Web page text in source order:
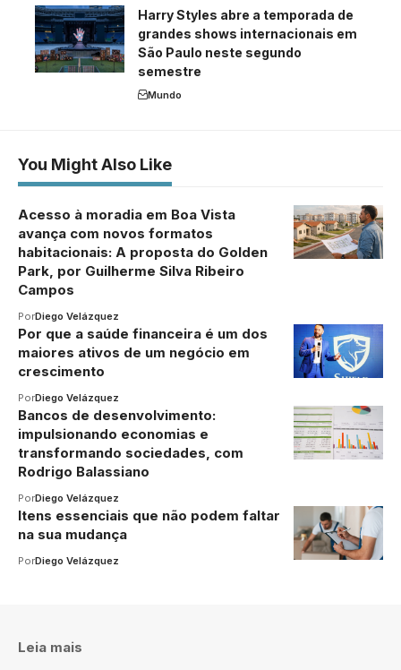
Harry Styles abre a temporada de
grandes shows internacionais em
São Paulo neste segundo
semestre
Mundo
You Might Also Like
Acesso à moradia em Boa Vista
avança com novos formatos
habitacionais: A proposta do Golden
Park, por Guilherme Silva Ribeiro
Campos
PorDiego Velázquez
Por que a saúde financeira é um dos
maiores ativos de um negócio em
crescimento
PorDiego Velázquez
Bancos de desenvolvimento:
impulsionando economias e
transformando sociedades, com
Rodrigo Balassiano
PorDiego Velázquez
Itens essenciais que não podem faltar
na sua mudança
PorDiego Velázquez
Leia mais